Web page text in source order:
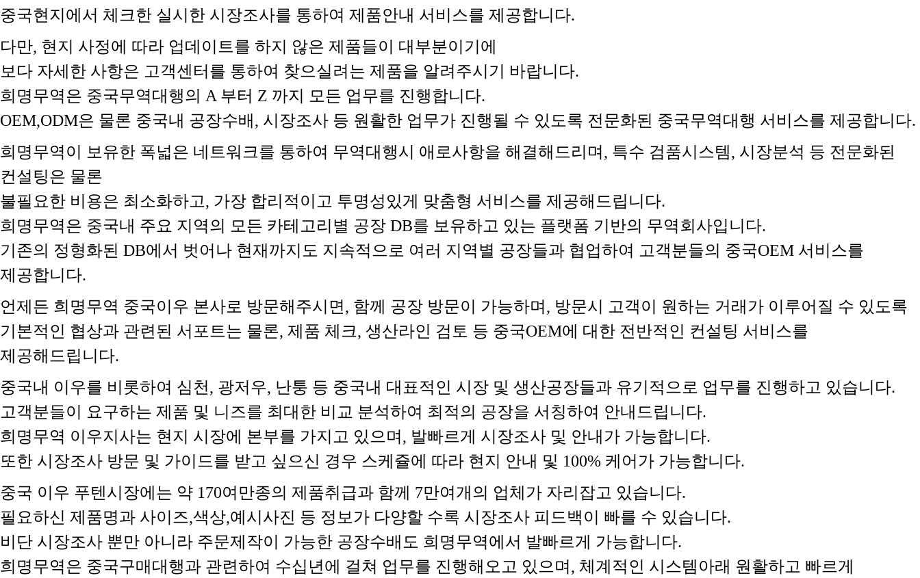
중국현지에서 체크한 실시한 시장조사를 통하여 제품안내 서비스를 제공합니다.
다만, 현지 사정에 따라 업데이트를 하지 않은 제품들이 대부분이기에
보다 자세한 사항은 고객센터를 통하여 찾으실려는 제품을 알려주시기 바랍니다.
희명무역은 중국무역대행의 A 부터 Z 까지 모든 업무를 진행합니다.
OEM,ODM은 물론 중국내 공장수배, 시장조사 등 원활한 업무가 진행될 수 있도록 전문화된 중국무역대행 서비스를 제공합니다.
희명무역이 보유한 폭넓은 네트워크를 통하여 무역대행시 애로사항을 해결해드리며, 특수 검품시스템, 시장분석 등 전문화된
컨설팅은 물론
불필요한 비용은 최소화하고, 가장 합리적이고 투명성있게 맞춤형 서비스를 제공해드립니다.
희명무역은 중국내 주요 지역의 모든 카테고리별 공장 DB를 보유하고 있는 플랫폼 기반의 무역회사입니다.
기존의 정형화된 DB에서 벗어나 현재까지도 지속적으로 여러 지역별 공장들과 협업하여 고객분들의 중국OEM 서비스를
제공합니다.
언제든 희명무역 중국이우 본사로 방문해주시면, 함께 공장 방문이 가능하며, 방문시 고객이 원하는 거래가 이루어질 수 있도록
기본적인 협상과 관련된 서포트는 물론, 제품 체크, 생산라인 검토 등 중국OEM에 대한 전반적인 컨설팅 서비스를
제공해드립니다.
중국내 이우를 비롯하여 심천, 광저우, 난퉁 등 중국내 대표적인 시장 및 생산공장들과 유기적으로 업무를 진행하고 있습니다.
고객분들이 요구하는 제품 및 니즈를 최대한 비교 분석하여 최적의 공장을 서칭하여 안내드립니다.
희명무역 이우지사는 현지 시장에 본부를 가지고 있으며, 발빠르게 시장조사 및 안내가 가능합니다.
또한 시장조사 방문 및 가이드를 받고 싶으신 경우 스케쥴에 따라 현지 안내 및 100% 케어가 가능합니다.
중국 이우 푸텐시장에는 약 170여만종의 제품취급과 함께 7만여개의 업체가 자리잡고 있습니다.
필요하신 제품명과 사이즈,색상,예시사진 등 정보가 다양할 수록 시장조사 피드백이 빠를 수 있습니다.
비단 시장조사 뿐만 아니라 주문제작이 가능한 공장수배도 희명무역에서 발빠르게 가능합니다.
희명무역은 중국구매대행과 관련하여 수십년에 걸쳐 업무를 진행해오고 있으며, 체계적인 시스템아래 원활하고 빠르게